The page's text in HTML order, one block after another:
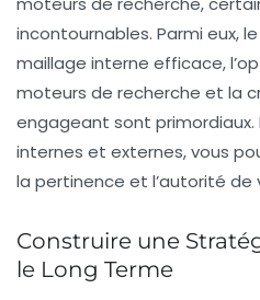
incontournables. Parmi eux,
maillage interne efficace,
moteurs de recherche et la
engageant sont primordiaux.
internes et externes, vous
la pertinence et l’autorité de
Construire une
le Long Terme